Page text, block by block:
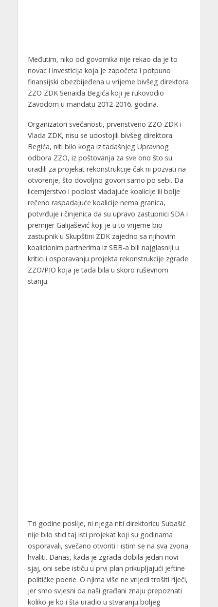
Međutim, niko od govornika nije rekao da je to
novac i investicija koja je započeta i potpuno
finansijski obezbijeđena u vrijeme bivšeg direktora
ZZO ZDK Senaida Begića koji je rukovodio
Zavodom u mandatu 2012-2016. godina.
Organizatori svečanosti, prvenstveno ZZO ZDK i
Vlada ZDK, nisu se udostojili bivšeg direktora
Begića, niti bilo koga iz tadašnjeg Upravnog
odbora ZZO, iz poštovanja za sve ono što su
uradili za projekat rekonstrukcije čak ni pozvati na
otvorenje, što dovoljno govori samo po sebi. Da
licemjerstvo i podlost vladajuće koalicije ili bolje
rečeno raspadajuće koalicije nema granica,
potvrđuje i činjenica da su upravo zastupnici SDA i
premijer Galijašević koji je u to vrijeme bio
zastupnik u Skupštini ZDK zajedno sa njihovim
koalicionim partnerima iz SBB-a bili najglasniji u
kritici i osporavanju projekta rekonstrukcije zgrade
ZZO/PIO koja je tada bila u skoro ruševnom
stanju.
Tri godine poslije, ni njega niti direktoricu Subašić
nije bilo stid taj isti projekat koji su godinama
osporavali, svečano otvoriti i istim se na sva zvona
hvaliti. Danas, kada je zgrada dobila jedan novi
sjaj, oni sebe ističu u prvi plan prikupljajući jeftine
političke poene. O njima više ne vrijedi trošiti riječi,
jer smo svjesni da naši građani znaju prepoznati
koliko je ko i šta uradio u stvaranju boljeg